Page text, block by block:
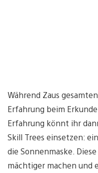
Während Zaus
Erfahrung beim
Erfahrung könnt ihr
Skill Trees einsetzen:
die Sonnenmaske.
mächtiger machen und